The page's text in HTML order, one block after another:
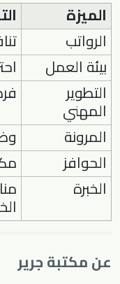
الميزة
الرواتب
بيئة العمل
التطوير
المهني
المرونة
الحوافز
الخبرة
عن مكتبة جرير